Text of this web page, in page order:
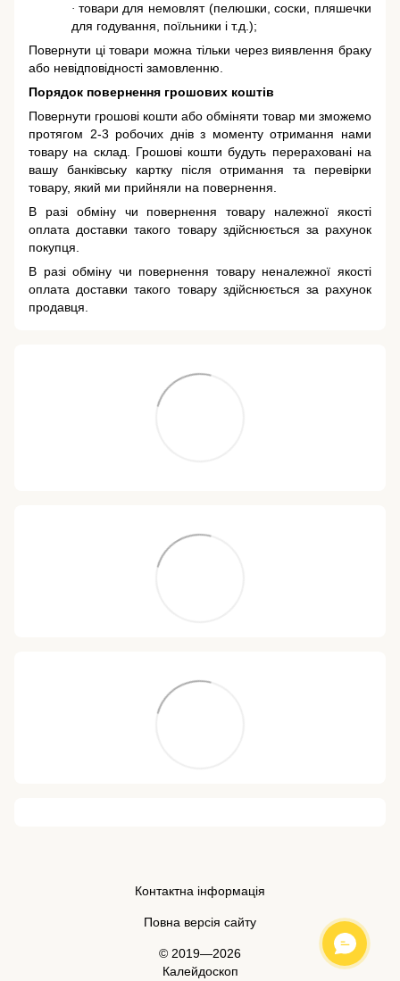
· товари для немовлят (пелюшки, соски, пляшечки
для годування, поїльники і т.д.);
Повернути ці товари можна тільки через виявлення браку
або невідповідності замовленню.
Порядок повернення грошових коштів
Повернути грошові кошти або обміняти товар ми зможемо
протягом 2-3 робочих днів з моменту отримання нами
товару на склад. Грошові кошти будуть перераховані на
вашу банківську картку після отримання та перевірки
товару, який ми прийняли на повернення.
В разі обміну чи повернення товару належної якості
оплата доставки такого товару здійснюється за рахунок
покупця.
В разі обміну чи повернення товару неналежної якості
оплата доставки такого товару здійснюється за рахунок
продавця.
Контактна інформація
Повна версія сайту
© 2019—2026
Калейдоскоп